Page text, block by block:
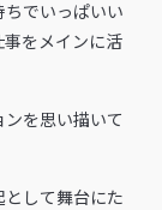
でいっぱいい
をメインに活
ンを思い描いて
して舞台にた